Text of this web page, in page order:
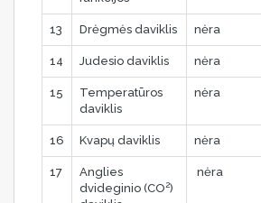
13 Drėgmės daviklis nėra
14 Judesio daviklis nėra
15
Temperatūros
daviklis
nėra
16 Kvapų daviklis nėra
17
Anglies
dvideginio (CO2)
nėra